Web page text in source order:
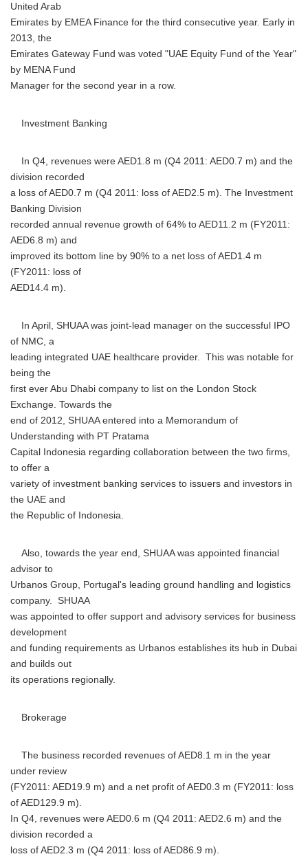
United Arab
Emirates by EMEA Finance for the third consecutive year. Early in
2013, the
Emirates Gateway Fund was voted "UAE Equity Fund of the Year"
by MENA Fund
Manager for the second year in a row.
Investment Banking
In Q4, revenues were AED1.8 m (Q4 2011: AED0.7 m) and the
division recorded
a loss of AED0.7 m (Q4 2011: loss of AED2.5 m). The Investment
Banking Division
recorded annual revenue growth of 64% to AED11.2 m (FY2011:
AED6.8 m) and
improved its bottom line by 90% to a net loss of AED1.4 m
(FY2011: loss of
AED14.4 m).
In April, SHUAA was joint-lead manager on the successful IPO
of NMC, a
leading integrated UAE healthcare provider. This was notable for
being the
first ever Abu Dhabi company to list on the London Stock
Exchange. Towards the
end of 2012, SHUAA entered into a Memorandum of
Understanding with PT Pratama
Capital Indonesia regarding collaboration between the two firms,
to offer a
variety of investment banking services to issuers and investors in
the UAE and
the Republic of Indonesia.
Also, towards the year end, SHUAA was appointed financial
advisor to
Urbanos Group, Portugal's leading ground handling and logistics
company. SHUAA
was appointed to offer support and advisory services for business
development
and funding requirements as Urbanos establishes its hub in Dubai
and builds out
its operations regionally.
Brokerage
The business recorded revenues of AED8.1 m in the year
under review
(FY2011: AED19.9 m) and a net profit of AED0.3 m (FY2011: loss
of AED129.9 m).
In Q4, revenues were AED0.6 m (Q4 2011: AED2.6 m) and the
division recorded a
loss of AED2.3 m (Q4 2011: loss of AED86.9 m).